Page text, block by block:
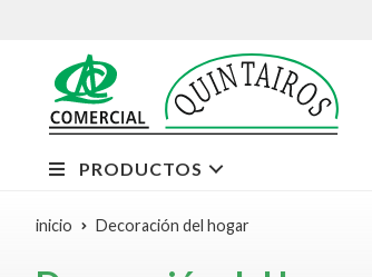
PRODUCTOS
inicio Decoración del hogar